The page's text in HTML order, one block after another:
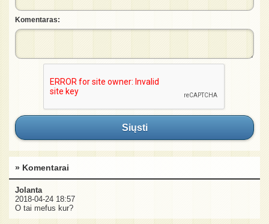
Komentaras:
Siųsti
» Komentarai
Jolanta
2018-04-24 18:57
O tai mefus kur?